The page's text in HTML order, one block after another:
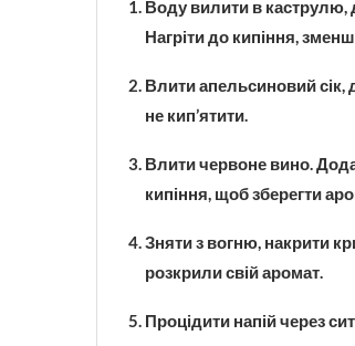
Воду вилити в каструлю,
Нагріти до кипіння,
Влити апельсиновий сік,
не кип’ятити.
Влити червоне вино.
кипіння, щоб зберегти
Зняти з вогню, накрити
розкрили свій аромат.
Процідити напій через